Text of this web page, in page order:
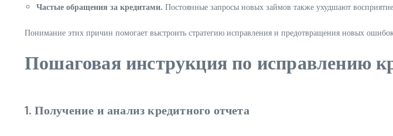
Частые обращения за кредитами. Постоянные запросы новых займов также ухудшают
Понимание этих причин помогает выстроить стратегию исправления и предотвращения новых
Пошаговая инструкция по исправлению
1. Получение и анализ кредитного отчета